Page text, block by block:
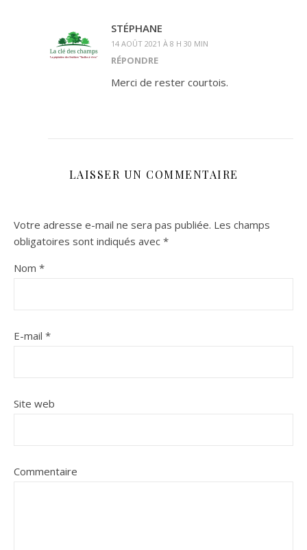
STÉPHANE
14 AOÛT 2021 À 8 H 30 MIN
RÉPONDRE
Merci de rester courtois.
LAISSER UN COMMENTAIRE
Votre adresse e-mail ne sera pas publiée. Les champs
obligatoires sont indiqués avec *
Nom *
E-mail *
Site web
Commentaire